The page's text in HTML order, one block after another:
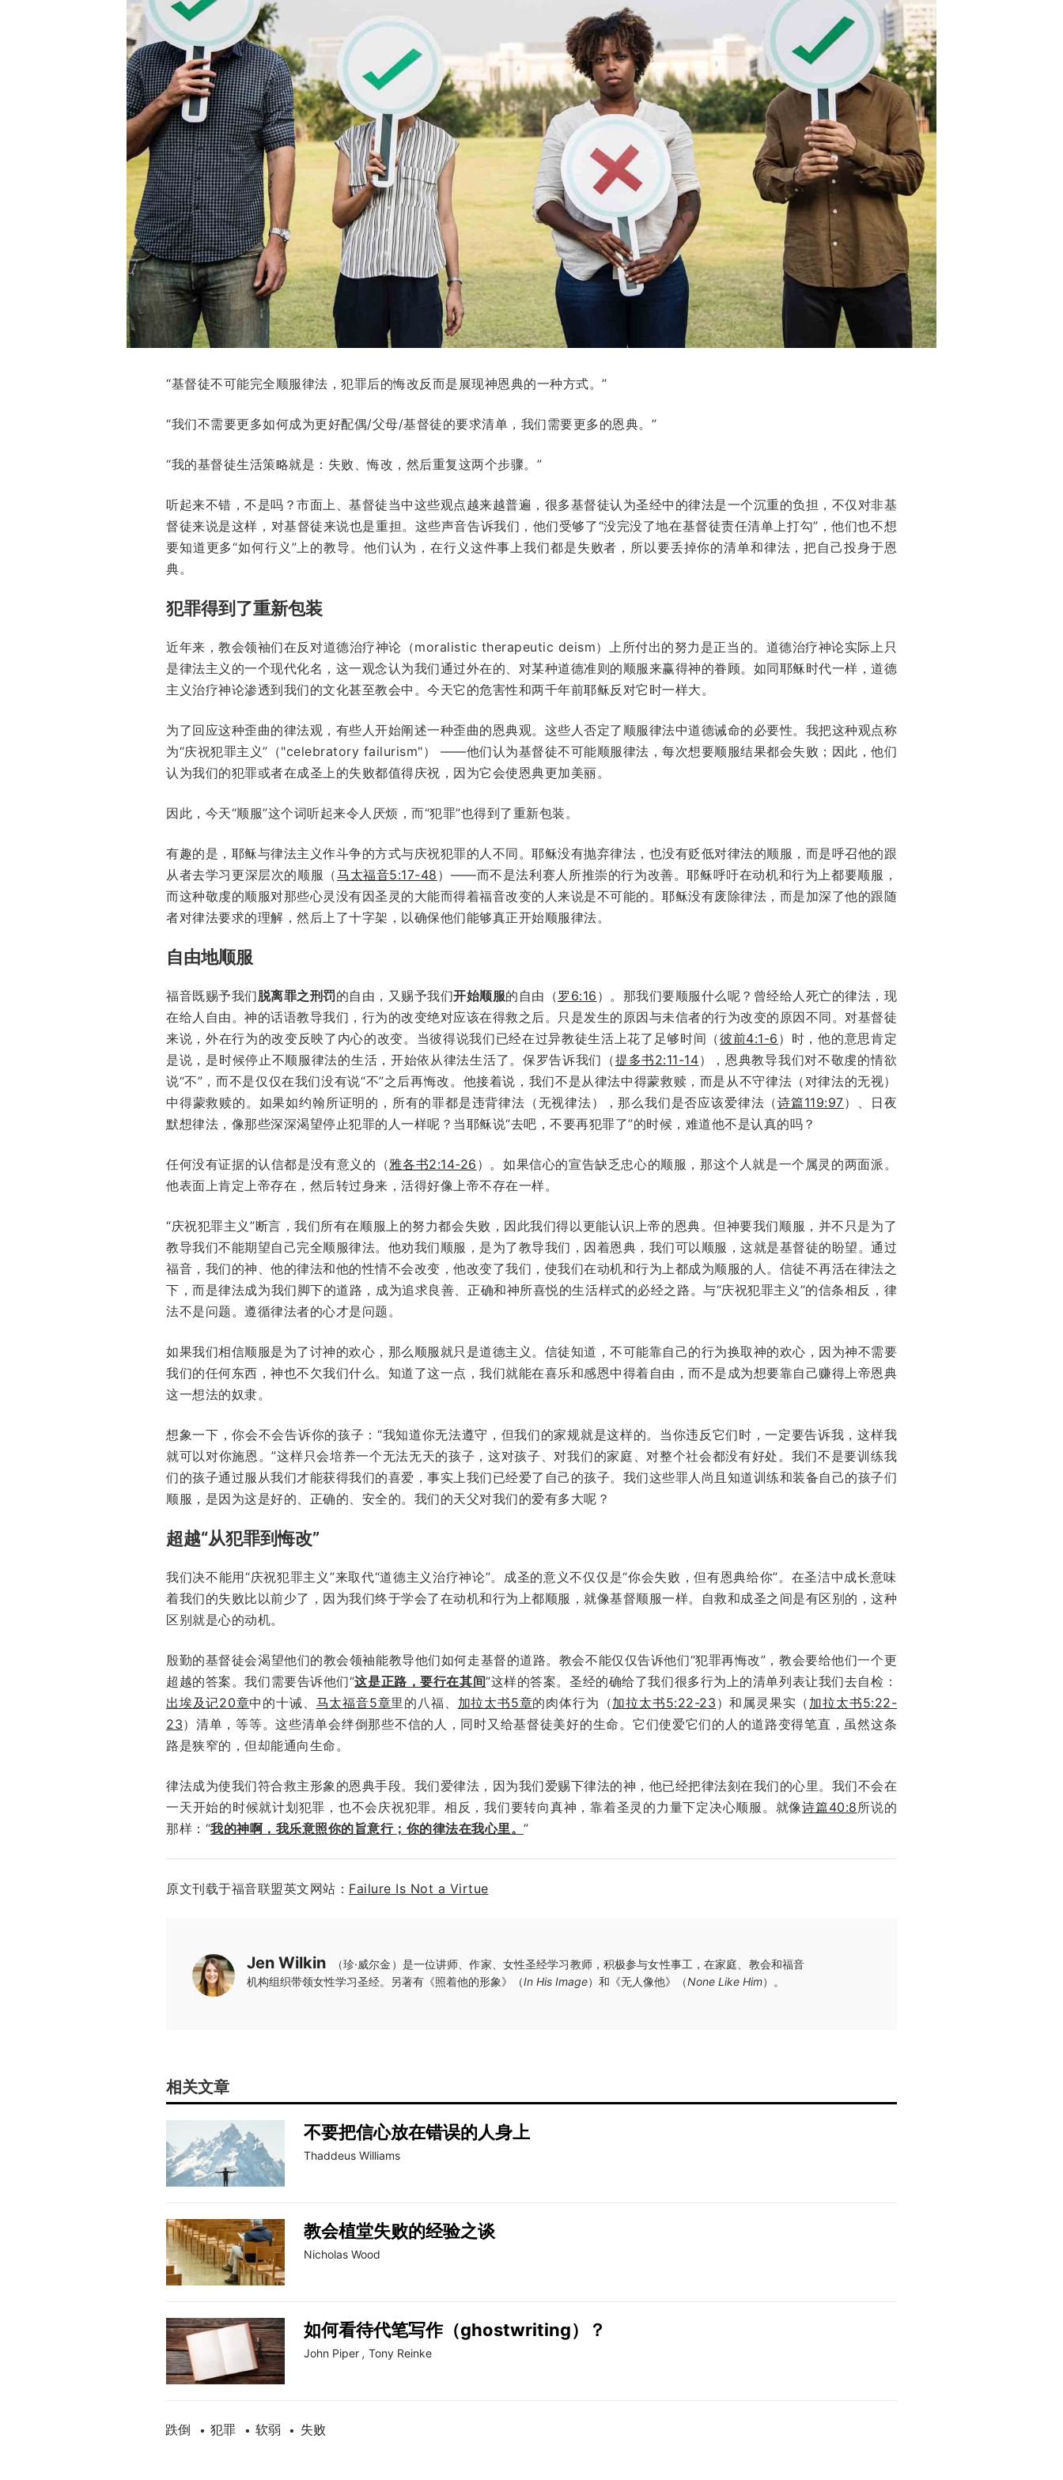
“基督徒不可能完全顺服律法，犯罪后的悔改反而是展现神恩典的一种方式。”
“我们不需要更多如何成为更好配偶/父母/基督徒的要求清单，我们需要更多的恩典。”
“我的基督徒生活策略就是：失败、悔改，然后重复这两个步骤。”
听起来不错，不是吗？市面上、基督徒当中这些观点越来越普遍，很多基督徒认为圣经中的律法是一个沉重的负担，不仅对非基
督徒来说是这样，对基督徒来说也是重担。这些声音告诉我们，他们受够了“没完没了地在基督徒责任清单上打勾”，他们也不想
要知道更多“如何行义”上的教导。他们认为，在行义这件事上我们都是失败者，所以要丢掉你的清单和律法，把自己投身于恩
典。
犯罪得到了重新包装
近年来，教会领袖们在反对道德治疗神论（moralistic therapeutic deism）上所付出的努力是正当的。道德治疗神论实际上只
是律法主义的一个现代化名，这一观念认为我们通过外在的、对某种道德准则的顺服来赢得神的眷顾。如同耶稣时代一样，道德
主义治疗神论渗透到我们的文化甚至教会中。今天它的危害性和两千年前耶稣反对它时一样大。
为了回应这种歪曲的律法观，有些人开始阐述一种歪曲的恩典观。这些人否定了顺服律法中道德诫命的必要性。我把这种观点称
为“庆祝犯罪主义”（"celebratory failurism"） ——他们认为基督徒不可能顺服律法，每次想要顺服结果都会失败；因此，他们
认为我们的犯罪或者在成圣上的失败都值得庆祝，因为它会使恩典更加美丽。
因此，今天“顺服”这个词听起来令人厌烦，而“犯罪”也得到了重新包装。
有趣的是，耶稣与律法主义作斗争的方式与庆祝犯罪的人不同。耶稣没有抛弃律法，也没有贬低对律法的顺服，而是呼召他的跟
从者去学习更深层次的顺服（马太福音5:17-48 ）——而不是法利赛人所推崇的行为改善。耶稣呼吁在动机和行为上都要顺服，
而这种敬虔的顺服对那些心灵没有因圣灵的大能而得着福音改变的人来说是不可能的。耶稣没有废除律法，而是加深了他的跟随
者对律法要求的理解，然后上了十字架，以确保他们能够真正开始顺服律法。
自由地顺服
福音既赐予我们脱离罪之刑罚的自由，又赐予我们开始顺服的自由（罗6:16 ）。那我们要顺服什么呢？曾经给人死亡的律法，现
在给人自由。神的话语教导我们，行为的改变绝对应该在得救之后。只是发生的原因与未信者的行为改变的原因不同。对基督徒
来说，外在行为的改变反映了内心的改变。当彼得说我们已经在过异教徒生活上花了足够时间（彼前4:1-6 ）时，他的意思肯定
是说，是时候停止不顺服律法的生活，开始依从律法生活了。保罗告诉我们（提多书2:11-14），恩典教导我们对不敬虔的情欲
说“不”，而不是仅仅在我们没有说“不”之后再悔改。他接着说，我们不是从律法中得蒙救赎，而是从不守律法（对律法的无视）
中得蒙救赎的。如果如约翰所证明的，所有的罪都是违背律法（无视律法），那么我们是否应该爱律法（诗篇119:97）、日夜
默想律法，像那些深深渴望停止犯罪的人一样呢？当耶稣说“去吧，不要再犯罪了”的时候，难道他不是认真的吗？
任何没有证据的认信都是没有意义的（雅各书2:14-26 ）。如果信心的宣告缺乏忠心的顺服，那这个人就是一个属灵的两面派。
他表面上肯定上帝存在，然后转过身来，活得好像上帝不存在一样。
“庆祝犯罪主义”断言，我们所有在顺服上的努力都会失败，因此我们得以更能认识上帝的恩典。但神要我们顺服，并不只是为了
教导我们不能期望自己完全顺服律法。他劝我们顺服，是为了教导我们，因着恩典，我们可以顺服，这就是基督徒的盼望。通过
福音，我们的神、他的律法和他的性情不会改变，他改变了我们，使我们在动机和行为上都成为顺服的人。信徒不再活在律法之
下，而是律法成为我们脚下的道路，成为追求良善、正确和神所喜悦的生活样式的必经之路。与“庆祝犯罪主义”的信条相反，律
法不是问题。遵循律法者的心才是问题。
如果我们相信顺服是为了讨神的欢心，那么顺服就只是道德主义。信徒知道，不可能靠自己的行为换取神的欢心，因为神不需要
我们的任何东西，神也不欠我们什么。知道了这一点，我们就能在喜乐和感恩中得着自由，而不是成为想要靠自己赚得上帝恩典
这一想法的奴隶。
想象一下，你会不会告诉你的孩子：“我知道你无法遵守，但我们的家规就是这样的。当你违反它们时，一定要告诉我，这样我
就可以对你施恩。”这样只会培养一个无法无天的孩子，这对孩子、对我们的家庭、对整个社会都没有好处。我们不是要训练我
们的孩子通过服从我们才能获得我们的喜爱，事实上我们已经爱了自己的孩子。我们这些罪人尚且知道训练和装备自己的孩子们
顺服，是因为这是好的、正确的、安全的。我们的天父对我们的爱有多大呢？
超越“从犯罪到悔改”
我们决不能用“庆祝犯罪主义”来取代“道德主义治疗神论”。成圣的意义不仅仅是“你会失败，但有恩典给你”。在圣洁中成长意味
着我们的失败比以前少了，因为我们终于学会了在动机和行为上都顺服，就像基督顺服一样。自救和成圣之间是有区别的，这种
区别就是心的动机。
殷勤的基督徒会渴望他们的教会领袖能教导他们如何走基督的道路。教会不能仅仅告诉他们“犯罪再悔改”，教会要给他们一个更
超越的答案。我们需要告诉他们“这是正路，要行在其间”这样的答案。圣经的确给了我们很多行为上的清单列表让我们去自检：
出埃及记20章中的十诫、 马太福音5章里的八福、 加拉太书5章的肉体行为（加拉太书5:22-23 ）和属灵果实（ 加拉太书5:22-
23）清单，等等。这些清单会绊倒那些不信的人，同时又给基督徒美好的生命。它们使爱它们的人的道路变得笔直，虽然这条
路是狭窄的，但却能通向生命。
律法成为使我们符合救主形象的恩典手段。我们爱律法，因为我们爱赐下律法的神，他已经把律法刻在我们的心里。我们不会在
一天开始的时候就计划犯罪，也不会庆祝犯罪。相反，我们要转向真神，靠着圣灵的力量下定决心顺服。就像诗篇40:8 所说的
那样：“我的神啊，我乐意照你的旨意行；你的律法在我心里。 ”
原文刊载于福音联盟英文网站： Failure Is Not a Virtue
Jen Wilkin
（珍·威尔金）是一位讲师、作家、女性圣经学习教师，积极参与女性事工，在家庭、教会和福音
机构组织带领女性学习圣经。另著有《照着他的形象》（In His Image）和《无人像他》（None Like Him）。
相关文章
不要把信心放在错误的人身上
Thaddeus Williams
教会植堂失败的经验之谈
Nicholas Wood
如何看待代笔写作（ghostwriting）？
John Piper , Tony Reinke
跌倒 • 犯罪 • 软弱 • 失败